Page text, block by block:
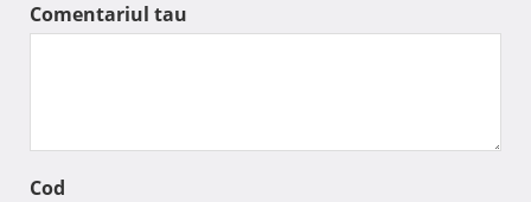
Comentariul tau
Cod